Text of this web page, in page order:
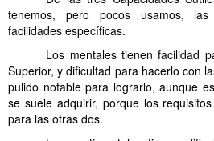
tenemos, pero pocos usamos,
facilidades específicas.
Los mentales tienen facilidad
Superior, y dificultad para hacerlo con
pulido notable para lograrlo, aunque
se suele adquirir, porque los
para las otras dos.